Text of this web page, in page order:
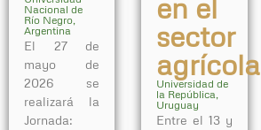
Nacional de
Río Negro,
Argentina
El 27 de
mayo de
2026 se
realizará la
Jornada:
en el
sector
agrícola
Universidad de
la República,
Uruguay
Entre el 13 y